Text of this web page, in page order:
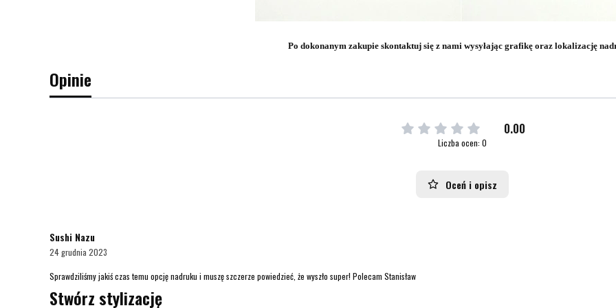
Po dokonanym zakupie skontaktuj się z nami wysyłając grafikę oraz lokalizację
Opinie
0.00
Liczba ocen: 0
Oceń i opisz
Sushi Nazu
24 grudnia 2023
Sprawdziliśmy jakiś czas temu opcję nadruku i muszę szczerze powiedzieć, że wyszło super! Polecam Stanisław
Stwórz stylizację